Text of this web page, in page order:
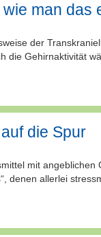
man das
der
die Gehirnaktivität
die Spur
mit angeblichen
denen allerlei